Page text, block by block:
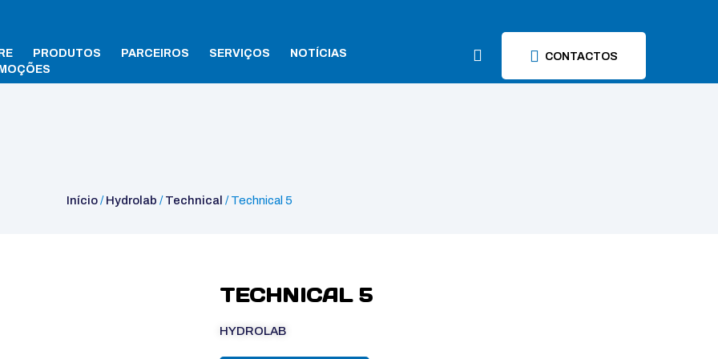
PRODUTOS PARCEIROS SERVIÇOS
NOTÍCIAS
CONTACTOS
Início/Hydrolab /Technical / Technical 5
TECHNICAL 5
HYDROLAB